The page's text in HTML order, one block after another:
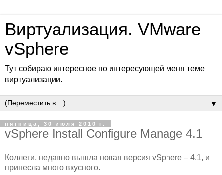
Виртуализация. VMware
vSphere
Тут собираю интересное по интересующей меня теме
виртуализации.
▼
пятница, 30 июля 2010 г.
vSphere Install Configure Manage 4.1
Коллеги, недавно вышла новая версия vSphere – 4.1, и
принесла много вкусного.